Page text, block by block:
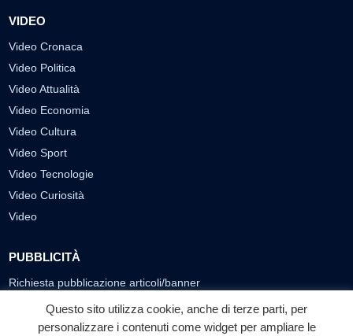
VIDEO
Video Cronaca
Video Politica
Video Attualità
Video Economia
Video Cultura
Video Sport
Video Tecnologie
Video Curiosità
Video
PUBBLICITÀ
Richiesta pubblicazione articoli/banner
SEGUICI SUI SOCIAL
Questo sito utilizza cookie, anche di terze parti, per
personalizzare i contenuti come widget per ampliare le